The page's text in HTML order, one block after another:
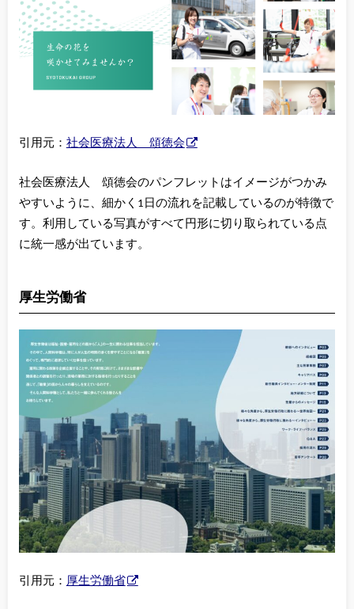
引用元： 社会医療法人 頌徳会
社会医療法人 頌徳会のパンフレットはイメージがつかみ
やすいように、細かく1日の流れを記載しているのが特徴で
す。利用している写真がすべて円形に切り取られている点
に統一感が出ています。
厚生労働省
引用元： 厚生労働省